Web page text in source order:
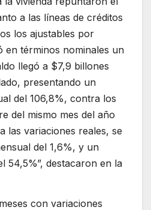
a las líneas de créditos
los ajustables por
en términos nominales un
llegó a $7,9 billones
presentando un
del 106,8%, contra los
del mismo mes del año
las variaciones reales, se
del 1,6%, y un
54,5%”, destacaron en la
con variaciones